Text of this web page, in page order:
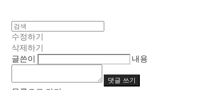
수정하기
삭제하기
글쓴이
내용
댓글 쓰기